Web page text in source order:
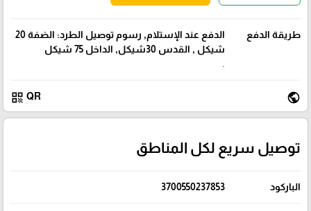
طريقة الدفع
الدفع عند الإستلام, رسوم توصيل الطرد: الضفة 20
شيكل , القدس 30شيكل, الداخل 75 شيكل
.
public
QR
qr_code
توصيل سريع لكل المناطق
الباركود 3700550237853